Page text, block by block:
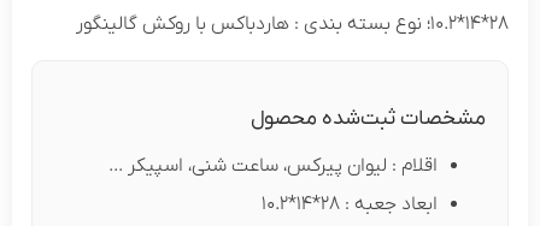
ثبت‌شده محصول
اقلام : لیوان پیرکس، ساعت شنی، اسپیکر ...
ابعاد جعبه : 28*14*10.2